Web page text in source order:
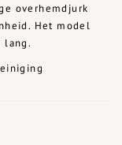
overhemdjurk
Het model
lang.